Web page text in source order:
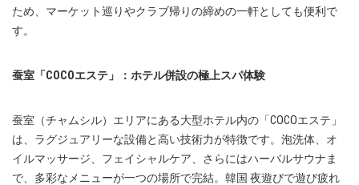
ため、マーケット巡りやクラブ帰りの締めの一軒としても便利で
す。
蚕室「COCOエステ」：ホテル併設の極上スパ体験
蚕室（チャムシル）エリアにある大型ホテル内の「COCOエステ」
は、ラグジュアリーな設備と高い技術力が特徴です。泡洗体、オ
イルマッサージ、フェイシャルケア、さらにはハーバルサウナま
で、多彩なメニューが一つの場所で完結。韓国 夜遊びで遊び疲れ